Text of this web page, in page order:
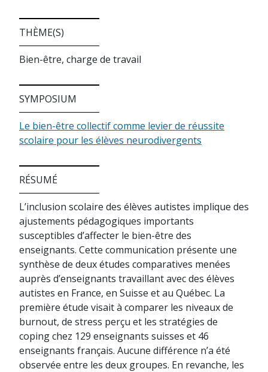
THÈME(S)
Bien-être, charge de travail
SYMPOSIUM
Le bien-être collectif comme levier de réussite
scolaire pour les élèves neurodivergents
RÉSUMÉ
L’inclusion scolaire des élèves autistes implique des
ajustements pédagogiques importants
susceptibles d’affecter le bien-être des
enseignants. Cette communication présente une
synthèse de deux études comparatives menées
auprès d’enseignants travaillant avec des élèves
autistes en France, en Suisse et au Québec. La
première étude visait à comparer les niveaux de
burnout, de stress perçu et les stratégies de
coping chez 129 enseignants suisses et 46
enseignants français. Aucune différence n’a été
observée entre les deux groupes. En revanche, les